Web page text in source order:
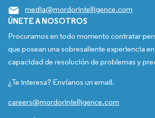
media@mordorintelligence.com
ÚNETE A NOSOTROS
Procuramos en todo momento contratar
que posean una sobresaliente experiencia
capacidad de resolución de problemas y
¿Te interesa? Envíanos un email.
careers@mordorintelligence.com